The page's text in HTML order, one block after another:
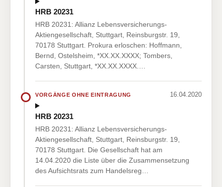
HRB 20231
HRB 20231: Allianz Lebensversicherungs-
Aktiengesellschaft, Stuttgart, Reinsburgstr. 19,
70178 Stuttgart. Prokura erloschen: Hoffmann,
Bernd, Ostelsheim, *XX.XX.XXXX; Tombers,
Carsten, Stuttgart, *XX.XX.XXXX.…
VORGÄNGE OHNE EINTRAGUNG 16.04.2020
HRB 20231
HRB 20231: Allianz Lebensversicherungs-
Aktiengesellschaft, Stuttgart, Reinsburgstr. 19,
70178 Stuttgart. Die Gesellschaft hat am
14.04.2020 die Liste über die Zusammensetzung
des Aufsichtsrats zum Handelsreg…